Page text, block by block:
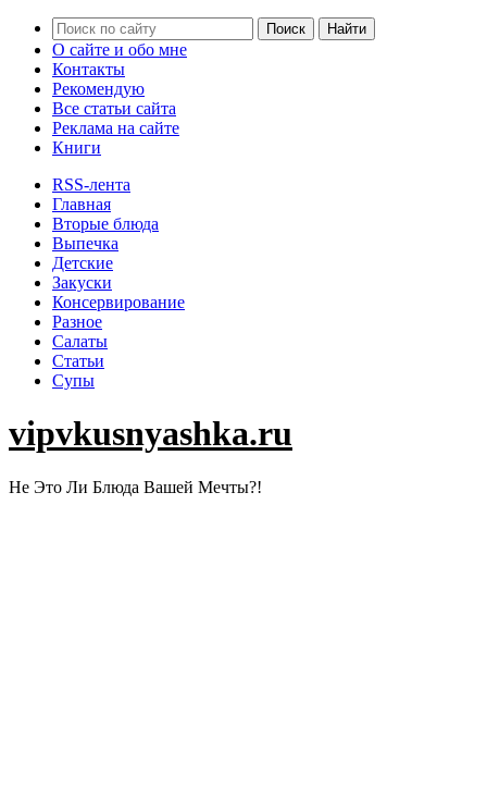
О сайте и обо мне
Контакты
Рекомендую
Все статьи сайта
Реклама на сайте
Книги
RSS-лента
Главная
Вторые блюда
Выпечка
Детские
Закуски
Консервирование
Разное
Салаты
Статьи
Супы
vipvkusnyashka.ru
Не Это Ли Блюда Вашей Мечты?!